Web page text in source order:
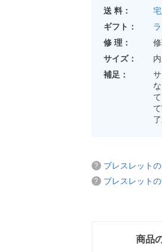
送 料：
ギフト：
修 理：
サイズ：
補足：
ブレスレット
ブレスレット
商品